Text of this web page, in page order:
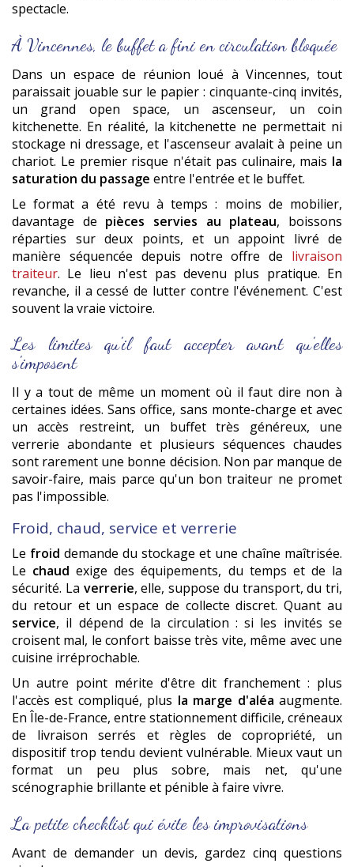
spectacle.
À Vincennes, le buffet a fini en circulation bloquée
Dans un espace de réunion loué à Vincennes, tout
paraissait jouable sur le papier : cinquante-cinq invités,
un grand open space, un ascenseur, un coin
kitchenette. En réalité, la kitchenette ne permettait ni
stockage ni dressage, et l'ascenseur avalait à peine un
chariot. Le premier risque n'était pas culinaire, mais la
saturation du passage entre l'entrée et le buffet.
Le format a été revu à temps : moins de mobilier,
davantage de pièces servies au plateau, boissons
réparties sur deux points, et un appoint livré de
manière séquencée depuis notre offre de livraison
traiteur. Le lieu n'est pas devenu plus pratique. En
revanche, il a cessé de lutter contre l'événement. C'est
souvent la vraie victoire.
Les limites qu'il faut accepter avant qu'elles
s'imposent
Il y a tout de même un moment où il faut dire non à
certaines idées. Sans office, sans monte-charge et avec
un accès restreint, un buffet très généreux, une
verrerie abondante et plusieurs séquences chaudes
sont rarement une bonne décision. Non par manque de
savoir-faire, mais parce qu'un bon traiteur ne promet
pas l'impossible.
Froid, chaud, service et verrerie
Le froid demande du stockage et une chaîne maîtrisée.
Le chaud exige des équipements, du temps et de la
sécurité. La verrerie, elle, suppose du transport, du tri,
du retour et un espace de collecte discret. Quant au
service, il dépend de la circulation : si les invités se
croisent mal, le confort baisse très vite, même avec une
cuisine irréprochable.
Un autre point mérite d'être dit franchement : plus
l'accès est compliqué, plus la marge d'aléa augmente.
En Île-de-France, entre stationnement difficile, créneaux
de livraison serrés et règles de copropriété, un
dispositif trop tendu devient vulnérable. Mieux vaut un
format un peu plus sobre, mais net, qu'une
scénographie brillante et pénible à faire vivre.
La petite checklist qui évite les improvisations
Avant de demander un devis, gardez cinq questions